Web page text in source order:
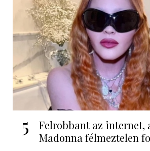
5
Felrobbant az internet,
Madonna félmeztelen